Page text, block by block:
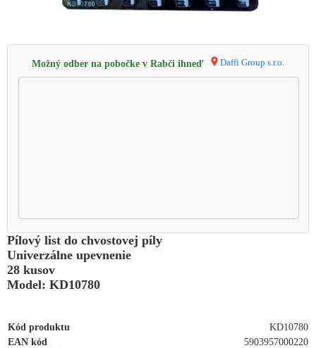
Možný odber na pobočke v Rabči ihneď Daffi Group s.r.o.
Pílový list do chvostovej píly
Univerzálne upevnenie
28 kusov
Model: KD10780
Kód produktu
KD10780
EAN kód
5903957000220